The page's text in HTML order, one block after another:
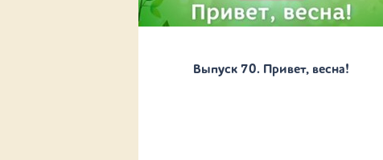
Выпуск 70. Привет, весна!